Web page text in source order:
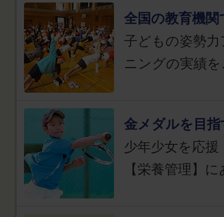
全国の教育機関
子どもの姿勢
ニングの実績
金メダルを目指
少年少女を応
【栄養管理】